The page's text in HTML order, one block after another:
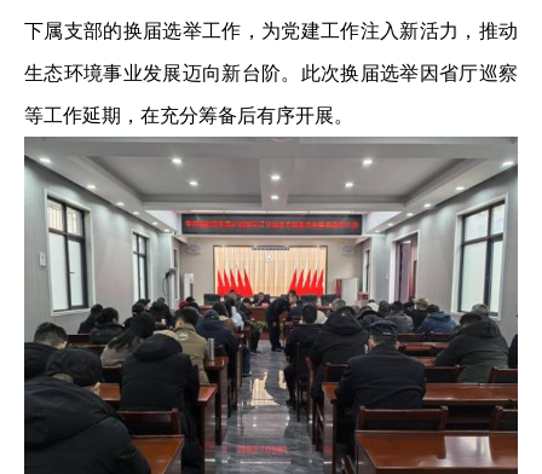
下属支部的换届选举工作，为党建工作注入新活力，推动
生态环境事业发展迈向新台阶。此次换届选举因省厅巡察
等工作延期，在充分筹备后有序开展。